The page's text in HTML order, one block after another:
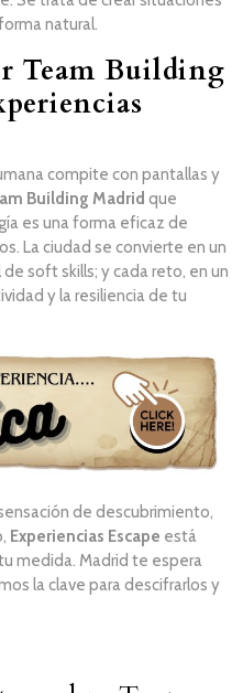
natural.
Team Building
compite con pantallas y
Building Madrid que
es una forma eficaz de
La ciudad se convierte en un
de soft skills; y cada reto, en un
y la resiliencia de tu
de descubrimiento,
Experiencias Escape está
medida. Madrid te espera
la clave para descifrarlos y